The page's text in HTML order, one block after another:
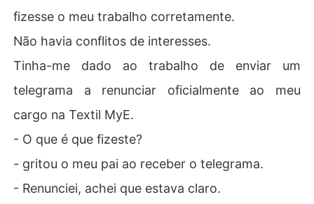
fizesse o meu trabalho corretamente.
Não havia conflitos de interesses.
Tinha-me dado ao trabalho de enviar um
telegrama a renunciar oficialmente ao meu
cargo na Textil MyE.
- O que é que fizeste?
- gritou o meu pai ao receber o telegrama.
- Renunciei, achei que estava claro.